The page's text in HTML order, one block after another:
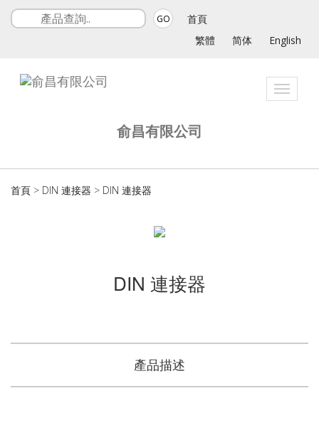
GO
首頁
繁體
简体 English
Toggle
俞昌有限公司
首頁 > DIN 連接器 > DIN 連接器
DIN 連接器
產品描述